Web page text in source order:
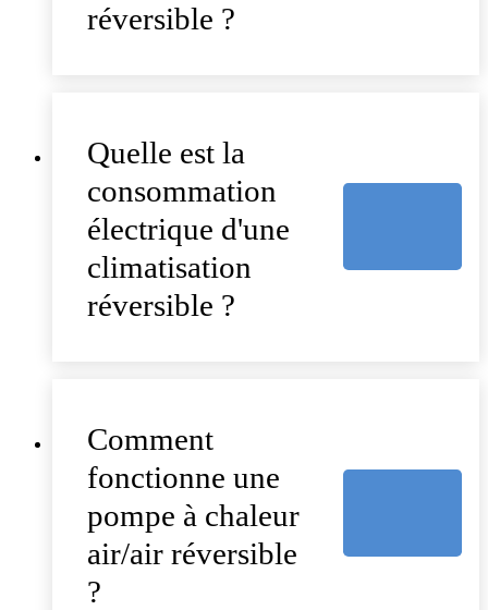
réversible ?
Quelle est la
consommation
électrique d'une
climatisation
réversible ?
Comment
fonctionne une
pompe à chaleur
air/air réversible
?